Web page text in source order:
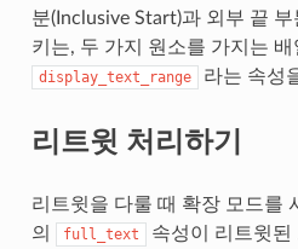
분(Inclusive Start)과 외부 끝 부
키는, 두 가지 원소를 가지는 배
display_text_range 라는 속성
리트윗 처리하기
리트윗을 다룰 때 확장 모드를
의
full_text
속성이 리트윗된